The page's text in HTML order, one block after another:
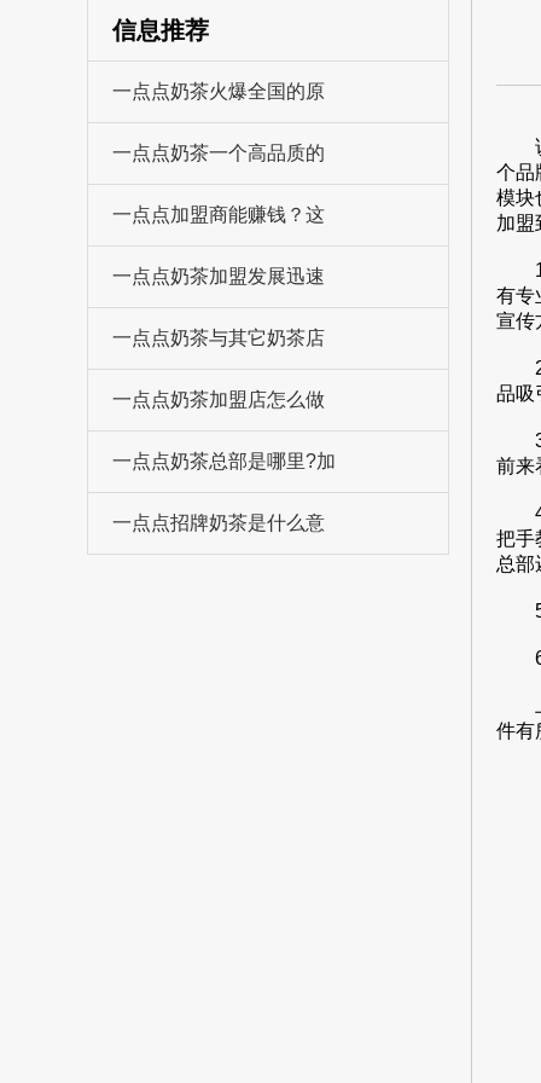
信息推荐
一点点奶茶火爆全国的原
一点点奶茶一个高品质的
一点点加盟商能赚钱？这
一点点奶茶加盟发展迅速
一点点奶茶与其它奶茶店
一点点奶茶加盟店怎么做
一点点奶茶总部是哪里?加
一点点招牌奶茶是什么意
说
个品
模块
加盟
1
有专
宣传
2
品吸
3
前来
4
把手
总部
5
6
上
件有